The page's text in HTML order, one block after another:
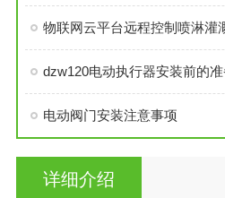
物联网云平台远程控制喷淋灌
dzw120电动执行器安装前的
电动阀门安装注意事项
详细介绍